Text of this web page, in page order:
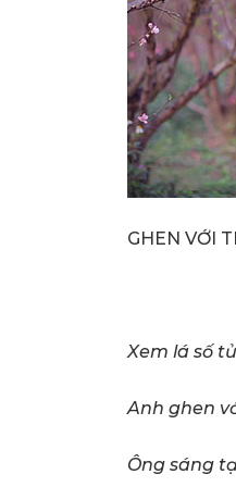
GHEN VỚI
Xem lá số
Anh ghen
Ông sáng